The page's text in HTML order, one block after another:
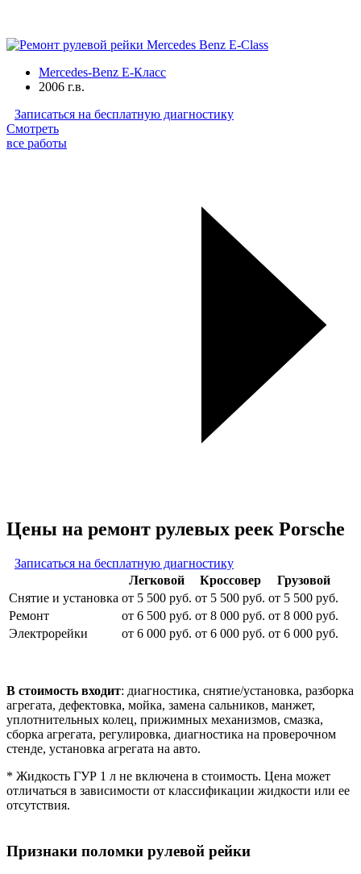
Mercedes-Benz E-Класс
2006 г.в.
Записаться на бесплатную диагностику
Смотреть
все работы
Цены на ремонт рулевых реек Porsche
Записаться на бесплатную диагностику
Легковой
Кроссовер
Грузовой
Снятие и установка от 5 500 руб. от 5 500 руб. от 5 500 руб.
Ремонт
от 6 500 руб. от 8 000 руб. от 8 000 руб.
Электрорейки
от 6 000 руб. от 6 000 руб. от 6 000 руб.
В стоимость входит: диагностика, снятие/установка, разборка
агрегата, дефектовка, мойка, замена сальников, манжет,
уплотнительных колец, прижимных механизмов, смазка,
сборка агрегата, регулировка, диагностика на проверочном
стенде, установка агрегата на авто.
* Жидкость ГУР 1 л не включена в стоимость. Цена может
отличаться в зависимости от классификации жидкости или ее
отсутствия.
Признаки поломки рулевой рейки